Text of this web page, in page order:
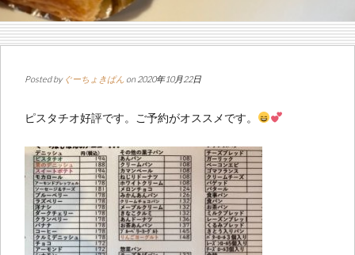
Posted by ぐーちょきぱん on 2020年10月22日
ピスタチオ好評です。ご予約がオススメです。